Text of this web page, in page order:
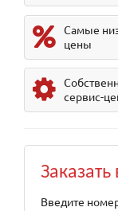
Самые
цены
сервис-
Введите